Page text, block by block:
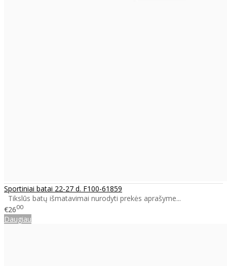
Sportiniai batai 22-27 d. F100-61859
Tikslūs batų išmatavimai nurodyti prekės aprašyme...
€2600
Daugiau